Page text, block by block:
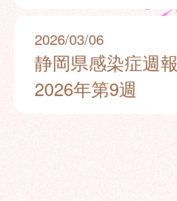
2026/03/06
静岡県感染症週報
2026年第9週